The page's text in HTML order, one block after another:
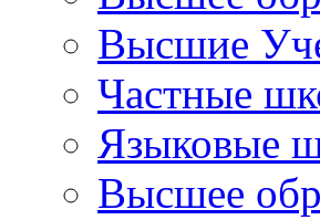
Высшие
Частные
Языковые
Высшее